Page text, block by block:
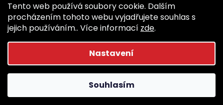
Tento web používá soubory cookie. Dalším
procházením tohoto webu vyjadřujete souhlas s
jejich používáním.. Více informací zde.
Nastavení
Souhlasím
Facebook
Vytvořil Shoptet
Běž.cz. Všechna práva vyhrazena.
Upravit nastavení cookies